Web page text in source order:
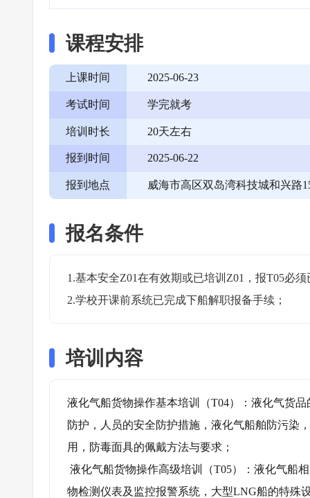
课程安排
上课时间 2025-06-23
考试时间 学完就考
培训时长 20天左右
报到时间 2025-06-22
报到地点 威海市高区双岛湾科技城和兴路
报名条件
1.基本安全Z01在有效期或已培训Z01，报T05必
2.学校开课前系统已完成下船解职报备手续；
培训内容
液化气船货物操作基本培训（T04）：液化气货
防护，人员的安全防护措施，液化气船舶防污染
用，防毒面具的佩戴方法与要求；
物检测仪表及监控报警系统，大型LNG船的特殊